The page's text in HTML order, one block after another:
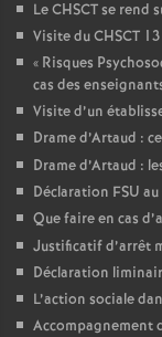
Le CHSCT se rend
Visite du CHSCT
« Risques
cas des
Visite d’un
Drame d’Artaud :
Drame d’Artaud :
Déclaration FSU
Que faire en cas
Justificatif d’arrêt
Déclaration
L’action sociale
Accompagnement